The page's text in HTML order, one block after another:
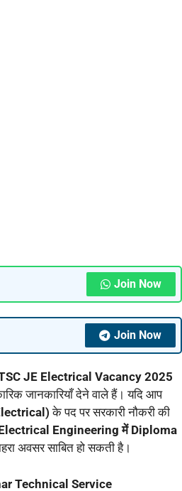
Join Now
Join Now
JE Electrical Vacancy 2025
जानकारियाँ देने वाले हैं। यदि आप
के पद पर सरकारी नौकरी की
Engineering में Diploma
अवसर साबित हो सकती है।
Technical Service